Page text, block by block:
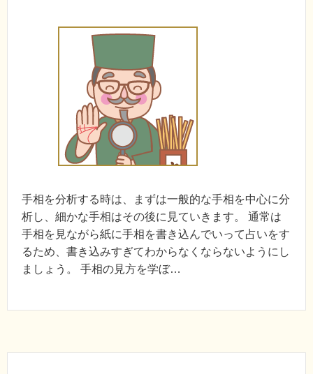
手相を分析する時は、まずは一般的な手相を中心に分
析し、細かな手相はその後に見ていきます。 通常は
手相を見ながら紙に手相を書き込んでいって占いをす
るため、書き込みすぎてわからなくならないようにし
ましょう。 手相の見方を学ぼ…